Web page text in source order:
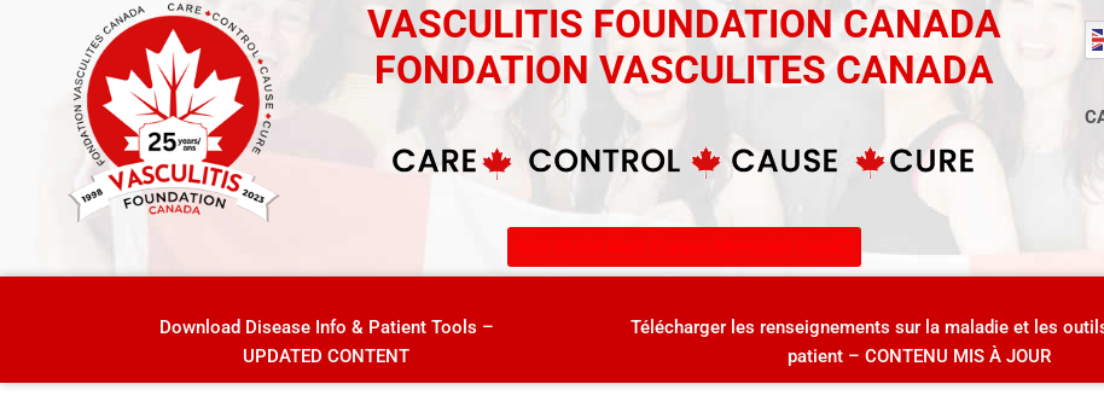
VASCULITIS FOUNDATION CANADA
FONDATION VASCULITES CANADA
Download Disease Info & Patient Tools –
UPDATED CONTENT
Télécharger les renseignements sur la maladie et les
patient – CONTENU MIS À JOUR